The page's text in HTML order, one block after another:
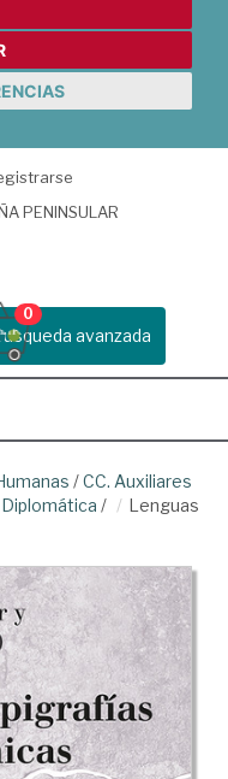
PENINSULAR
avanzada
0
/CC. Auxiliares
/
Lenguas